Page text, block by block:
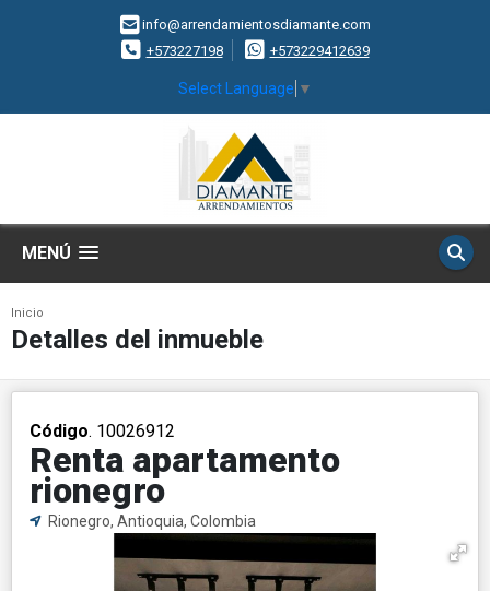
info@arrendamientosdiamante.com
+573227198
+573229412639
Select Language ▼
MENÚ
Inicio
Detalles del inmueble
Código. 10026912
Renta apartamento
rionegro
Rionegro, Antioquia, Colombia